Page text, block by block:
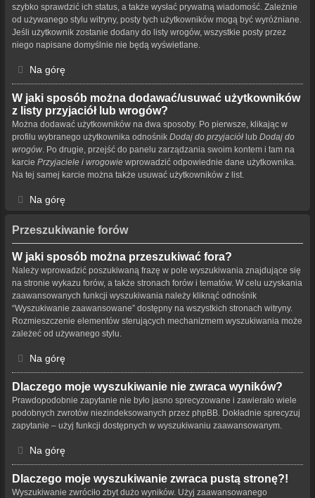
szybko sprawdzić ich status, a także wysłać prywatną wiadomość. Zależnie
od używanego stylu witryny, posty tych użytkowników mogą być wyróżniane.
Jeśli użytkownik zostanie dodany do listy wrogów, wszystkie posty przez
niego napisane domyślnie nie będą wyświetlane.
Na górę
W jaki sposób można dodawać/usuwać użytkowników
z listy przyjaciół lub wrogów?
Można dodawać użytkowników na dwa sposoby. Po pierwsze, klikając w
profilu wybranego użytkownika odnośnik Dodaj do przyjaciół lub Dodaj do
wrogów . Po drugie, przejść do panelu zarządzania swoim kontem i tam na
karcie Przyjaciele i wrogowie wprowadzić odpowiednie dane użytkownika.
Na tej samej karcie można także usuwać użytkowników z list.
Na górę
Przeszukiwanie forów
W jaki sposób można przeszukiwać fora?
Należy wprowadzić poszukiwaną frazę w pole wyszukiwania znajdujące się
na stronie wykazu forów, a także stronach forów i tematów. W celu uzyskania
zaawansowanych funkcji wyszukiwania należy kliknąć odnośnik
“Wyszukiwanie zaawansowane” dostępny na wszystkich stronach witryny.
Rozmieszczenie elementów sterujących mechanizmem wyszukiwania może
zależeć od używanego stylu.
Na górę
Dlaczego moje wyszukiwanie nie zwraca wyników?
Prawdopodobnie zapytanie nie było jasno sprecyzowane i zawierało wiele
podobnych zwrotów niezindeksowanych przez phpBB. Dokładnie sprecyzuj
zapytanie – użyj funkcji dostępnych w wyszukiwaniu zaawansowanym.
Na górę
Dlaczego moje wyszukiwanie zwraca pustą stronę?!
Wyszukiwanie zwróciło zbyt dużo wyników. Użyj zaawansowanego